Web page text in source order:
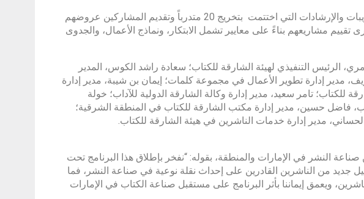
وتضمن البرنامج الذي امتد لمدة أشهر سلسلة من التدريبات والإرشادات التي اختتمت بتخريج 20 متدرباً وتقديم المشاركين عروضهم
مشاريعهم بناءً على معايير تشمل الابتكار، ونماذج الأعمال، والجدوى
الرئيس التنفيذي لهيئة الشارقة للكتاب؛ سعادة راشد الكوس، المدير
مدير إدارة تطوير الأعمال في مجموعة كلمات؛ إيمان بن شيبة، مدير إدارة
للكتاب؛ تامر سعيد، مدير إدارة وكالة الشارقة الدولية للآداب؛ خولة
فاضل حسين، مدير إدارة مكتب الشارقة للكتاب في المنطقة الشرقية؛
مدير إدارة خدمات الناشرين في هيئة الشارقة للكتاب.
صناعة النشر في الإمارات والمنطقة، بقوله: “نفخر بإطلاق هذا البرنامج تحت
جديد من الناشرين القادرين على إحداث نقلة نوعية في صناعة النشر، فما
ويعمق إيماننا بأثر البرنامج على مستقبل صناعة الكتاب في الإمارات